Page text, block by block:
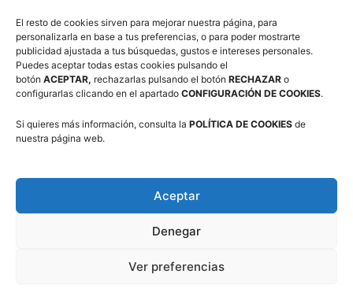
El resto de cookies sirven para mejorar nuestra página, para
personalizarla en base a tus preferencias, o para poder mostrarte
publicidad ajustada a tus búsquedas, gustos e intereses personales.
Puedes aceptar todas estas cookies pulsando el
botón ACEPTAR, rechazarlas pulsando el botón RECHAZAR o
configurarlas clicando en el apartado CONFIGURACIÓN DE COOKIES.
Si quieres más información, consulta la POLÍTICA DE COOKIES de
nuestra página web.
Aceptar
Denegar
Ver preferencias
Más del autor
3×3 Villanúa 2026